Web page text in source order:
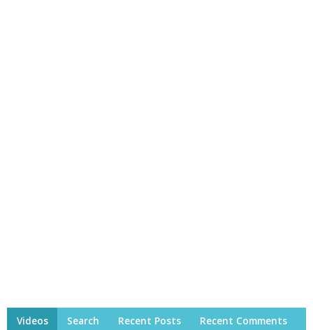
Videos Search Recent Posts Recent Comments